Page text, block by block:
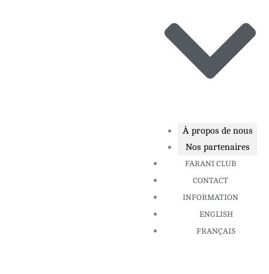
À propos de nous
Nos partenaires
FARANI CLUB
CONTACT
INFORMATION
ENGLISH
FRANÇAIS